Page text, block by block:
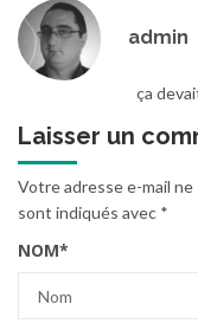
admin
ça
Laisser un
Votre adresse e-mail ne
sont indiqués avec *
NOM*